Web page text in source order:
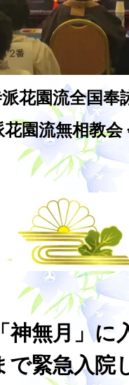
派花園流全国
園流無相教会
神無月」に
で緊急入院